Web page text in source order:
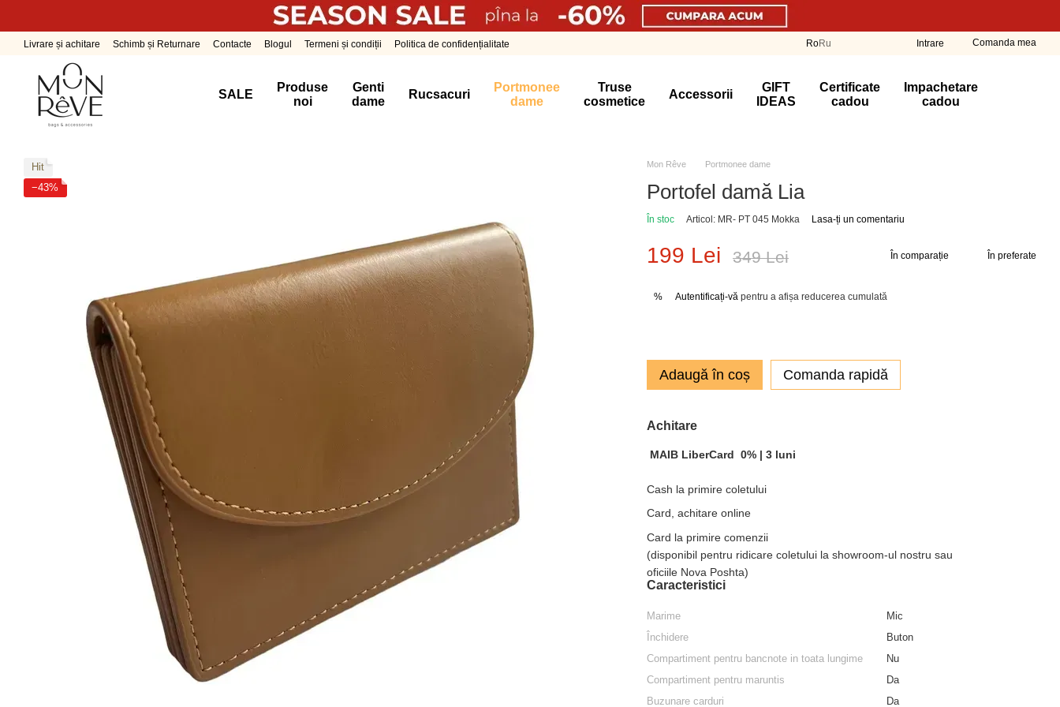
Livrare și achitare Schimb și Returnare Contacte Blogul Termeni și condiții Politica de confidențialitate RoRu Intrare Comanda mea
SALE
Produse
noi
Genti
dame
Rucsacuri
Portmonee
dame
Truse
cosmetice
Accessorii
GIFT
IDEAS
Certificate
cadou
Impachetare
cadou
Hit
−43%
Mon Rêve Portmonee dame
Portofel damă Lia
În stoc Articol: MR- PT 045 Mokka Lasa-ți un comentariu
199 Lei 349 Lei În comparație În preferate
% Autentificați-văpentru a afișa reducerea cumulată
Adaugă în coș Comanda rapidă
Achitare
MAIB LiberCard 0% |3 luni
Cash la primire coletului
Card, achitare online
Card la primire comenzii
(disponibil pentru ridicare coletului la showroom-ul nostru sau
oficiile Nova Poshta)
Caracteristici
Marime
Mic
Închidere
Buton
Compartiment pentru bancnote in toata lungime
Nu
Compartiment pentru maruntis
Da
Buzunare carduri
Da